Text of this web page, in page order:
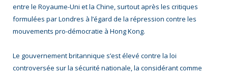
entre le Royaume-Uni et la Chine, surtout après les critiques
formulées par Londres à l’égard de la répression contre les
mouvements pro-démocratie à Hong Kong.
Le gouvernement britannique s’est élevé contre la loi
controversée sur la sécurité nationale, la considérant comme